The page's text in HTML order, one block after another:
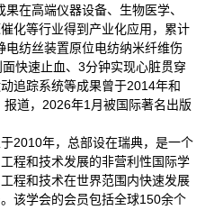
在高端仪器设备、生物医学、
化等行业得到产业化应用，累计
纺丝装置原位电纺纳米纤维伤
快速止血、3分钟实现心脏贯穿
追踪系统等成果曾于2014年和
道，2026年1月被国际著名出版
2010年，总部设在瑞典，是一个
程和技术发展的非营利性国际学
程和技术在世界范围内快速发展
该学会的会员包括全球150余个